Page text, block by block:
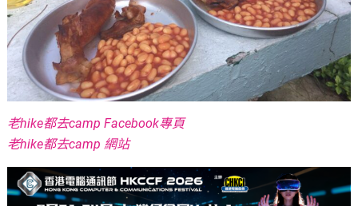
老hike都去camp Facebook專頁
老hike都去camp 網站